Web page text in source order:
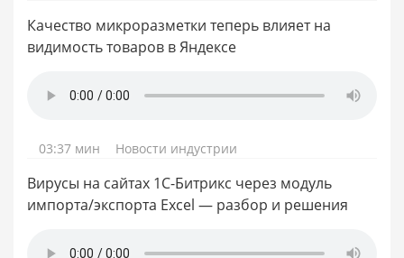
Качество микроразметки теперь влияет на
видимость товаров в Яндексе
03:37 мин Новости индустрии
Вирусы на сайтах 1С-Битрикс через модуль
импорта/экспорта Excel — разбор и решения